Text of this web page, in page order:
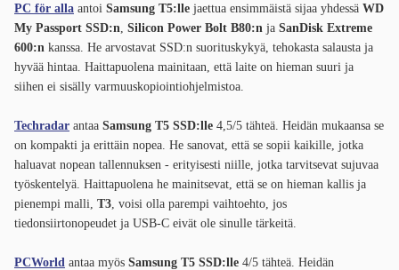
PC för alla antoi Samsung T5:lle jaettua ensimmäistä sijaa yhdessä WD
My Passport SSD:n Silicon Power Bolt B80:n ja SanDisk Extreme
600:n kanssa. He arvostavat SSD:n suorituskykyä, tehokasta salausta ja
hyvää hintaa. Haittapuolena mainitaan, että laite on hieman suuri ja
siihen ei sisälly varmuuskopiointiohjelmistoa.
Techradar antaa Samsung T5 SSD:lle 4,5/5 tähteä. Heidän mukaansa se
on kompakti ja erittäin nopea. He sanovat, että se sopii kaikille, jotka
haluavat nopean tallennuksen - erityisesti niille, jotka tarvitsevat sujuvaa
työskentelyä. Haittapuolena he mainitsevat, että se on hieman kallis ja
pienempi malli, T3 , voisi olla parempi vaihtoehto, jos
tiedonsiirtonopeudet ja USB-C eivät ole sinulle tärkeitä.
PCWorld antaa myös Samsung T5 SSD:lle 4/5 tähteä. Heidän